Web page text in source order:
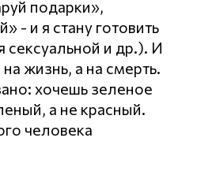
подарки»,
- и я стану готовить
сексуальной и др.). И
жизнь, а на смерть.
хочешь зеленое
а не красный.
человека